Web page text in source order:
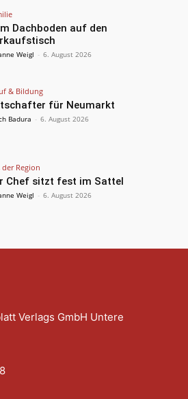
Dachboden auf den
Weigl - 6. August 2026
& Bildung
für Neumarkt
Badura - 6. August 2026
der Region
Chef sitzt fest im Sattel
Weigl - 6. August 2026
Verlags GmbH Untere